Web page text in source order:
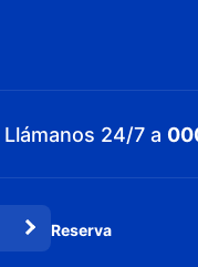
Llámanos 24/7 a
Reserva